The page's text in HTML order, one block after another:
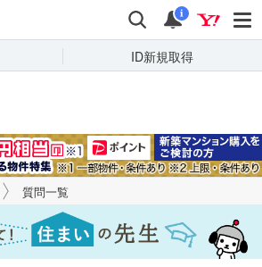
検索 通知
i
ID新規取得
キーワードで
質問を探す
質問一覧